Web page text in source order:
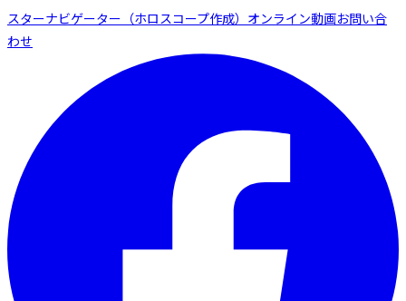
スターナビゲーター（ホロスコープ作成） オンライン動画お問い合
わせ